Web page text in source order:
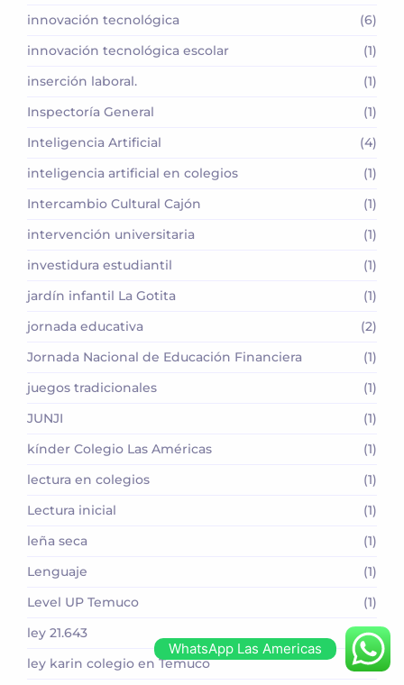
innovación tecnológica
(6)
innovación tecnológica escolar
(1)
inserción laboral.
(1)
Inspectoría General
(1)
Inteligencia Artificial
(4)
inteligencia artificial en colegios
(1)
Intercambio Cultural Cajón
(1)
intervención universitaria
(1)
investidura estudiantil
(1)
jardín infantil La Gotita
(1)
jornada educativa
(2)
Jornada Nacional de Educación Financiera
(1)
juegos tradicionales
(1)
JUNJI
(1)
kínder Colegio Las Américas
(1)
lectura en colegios
(1)
Lectura inicial
(1)
leña seca
(1)
Lenguaje
(1)
Level UP Temuco
(1)
ley 21.643
(1)
ley karin colegio en Temuco
(1)
WhatsApp Las Americas